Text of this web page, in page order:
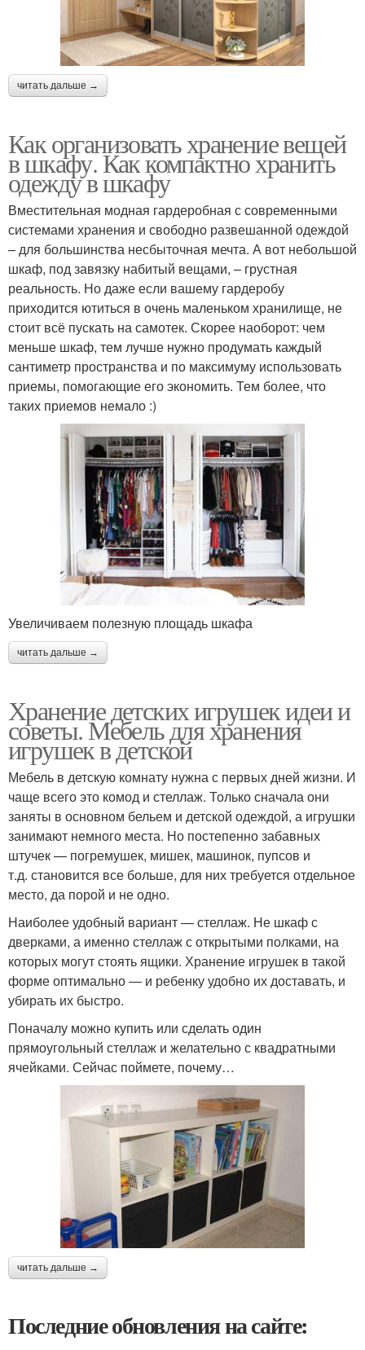
читать дальше →
Как организовать хранение вещей
в шкафу. Как компактно хранить
одежду в шкафу
Вместительная модная гардеробная с современными
системами хранения и свободно развешанной одеждой
– для большинства несбыточная мечта. А вот небольшой
шкаф, под завязку набитый вещами, – грустная
реальность. Но даже если вашему гардеробу
приходится ютиться в очень маленьком хранилище, не
стоит всё пускать на самотек. Скорее наоборот: чем
меньше шкаф, тем лучше нужно продумать каждый
сантиметр пространства и по максимуму использовать
приемы, помогающие его экономить. Тем более, что
таких приемов немало :)
Увеличиваем полезную площадь шкафа
читать дальше →
Хранение детских игрушек идеи и
советы. Мебель для хранения
игрушек в детской
Мебель в детскую комнату нужна с первых дней жизни. И
чаще всего это комод и стеллаж. Только сначала они
заняты в основном бельем и детской одеждой, а игрушки
занимают немного места. Но постепенно забавных
штучек — погремушек, мишек, машинок, пупсов и
т.д. становится все больше, для них требуется отдельное
место, да порой и не одно.
Наиболее удобный вариант — стеллаж. Не шкаф с
дверками, а именно стеллаж с открытыми полками, на
которых могут стоять ящики. Хранение игрушек в такой
форме оптимально — и ребенку удобно их доставать, и
убирать их быстро.
Поначалу можно купить или сделать один
прямоугольный стеллаж и желательно с квадратными
ячейками. Сейчас поймете, почему…
читать дальше →
Последние обновления на сайте: